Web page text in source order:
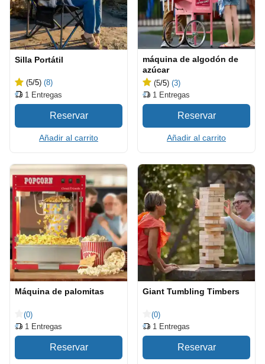
Silla Portátil
(5/5) (8)
1 Entregas
Añadir al carrito
máquina de algodón de
azúcar
(5/5) (3)
1 Entregas
Añadir al carrito
Máquina de palomitas
(0)
1 Entregas
Giant Tumbling Timbers
(0)
1 Entregas